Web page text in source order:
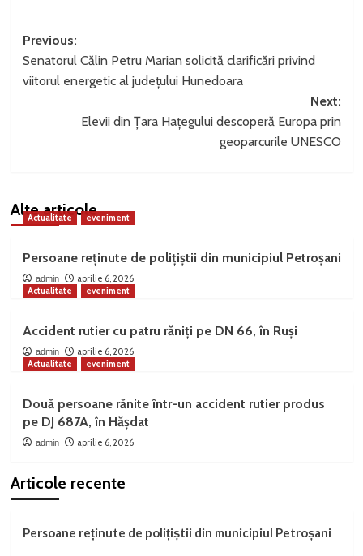
Post
navigation
Previous:
Senatorul Călin Petru Marian solicită clarificări privind
viitorul energetic al județului Hunedoara
Next:
Elevii din Țara Hațegului descoperă Europa prin
geoparcurile UNESCO
Alte articole
Actualitate eveniment
Persoane reținute de polițiștii din municipiul Petroșani
admin
aprilie 6, 2026
Actualitate
eveniment
Accident rutier cu patru răniți pe DN 66, în Ruși
admin
aprilie 6, 2026
Actualitate
eveniment
Două persoane rănite într-un accident rutier produs
pe DJ 687A, în Hășdat
admin aprilie 6, 2026
Articole recente
Persoane reținute de polițiștii din municipiul Petroșani